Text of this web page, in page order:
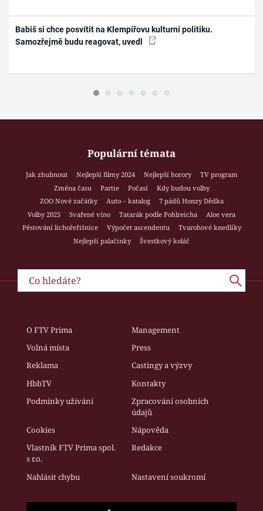
Babiš si chce posvítit na Klempířovu kulturní politiku.
Samozřejmě budu reagovat, uvedl
Populární témata
Jak zhubnout Nejlepší filmy 2024 Nejlepší horory
TV program
Změna času
Partie Počasí
Kdy budou volby
ZOO Nové začátky
Auto – katalog
7 pádů Honzy Dědka
Volby 2025
Svařené víno Tatarák podle Pohlreicha
Aloe vera
Pěstování lichořeřišnice
Výpočet ascendentu
Tvarohové knedlíky
Nejlepší palačinky
Švestkový koláč
O FTV Prima
Management
Volná místa
Press
Reklama
Castingy a výzvy
HbbTV
Kontakty
Podmínky užívání
Zpracování osobních
údajů
Cookies
Nápověda
Vlastník FTV Prima spol.
s r.o.
Redakce
Nahlásit chybu Nastavení soukromí